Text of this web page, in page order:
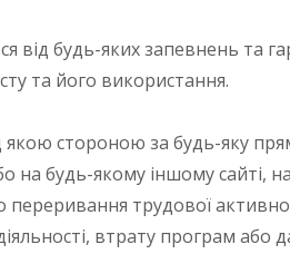
від будь-яких запевнень та
та його використання.
якою стороною за будь-яку
будь-якому іншому сайті,
трудової
втрату програм